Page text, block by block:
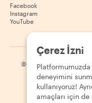
Facebook
Instagram
YouTube
© 2026 Withlocals.com
Çerez İzni
Platformumuzda
deneyimini
kullanıyoruz!
amaçları için de